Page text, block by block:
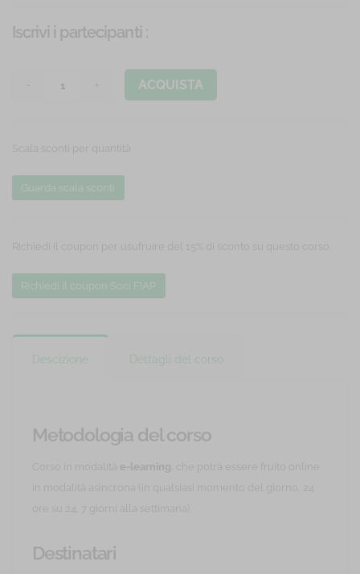
Iscrivi i partecipanti :
ACQUISTA
Scala sconti per quantità
Guarda scala sconti
Richiedi il coupon per usufruire del 15% di sconto su questo corso.
Richiedi il coupon Soci FIAP
Descizione Dettagli del corso
Metodologia del corso
Corso in modalità e-learning , che potrà essere fruito online
in modalità asincrona (in qualsiasi momento del giorno, 24
ore su 24, 7 giorni alla settimana).
Destinatari